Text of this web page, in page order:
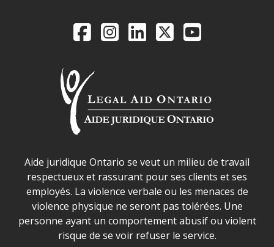
Legal Aid Ontario
FacebookInstagram
LinkedIn
X YouTube
Déclaration sur la sécurité dans les locaux d'AJO.
Aide juridique Ontario se veut un milieu de travail
respectueux et rassurant pour ses clients et ses
employés. La violence verbale ou les menaces de
violence physique ne seront pas tolérées. Une
personne ayant un comportement abusif ou violent
risque de se voir refuser le service.